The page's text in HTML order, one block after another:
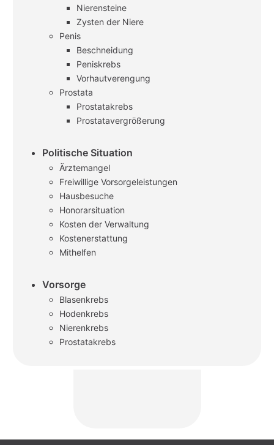
Nierensteine
Zysten der Niere
Penis
Beschneidung
Peniskrebs
Vorhautverengung
Prostata
Prostatakrebs
Prostatavergrößerung
Politische Situation
Ärztemangel
Freiwillige Vorsorgeleistungen
Hausbesuche
Honorarsituation
Kosten der Verwaltung
Kostenerstattung
Mithelfen
Vorsorge
Blasenkrebs
Hodenkrebs
Nierenkrebs
Prostatakrebs